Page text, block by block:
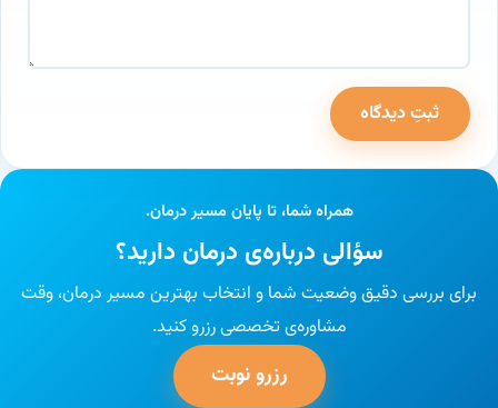
وب‌سایتثبتِ دیدگاه
همراه شما، تا پایان مسیر درمان.
سؤالی درباره‌ی درمان دارید؟
برای بررسی دقیق وضعیت شما و انتخاب بهترین مسیر درمان، وقت
مشاوره‌ی تخصصی رزرو کنید.
رزرو نوبت